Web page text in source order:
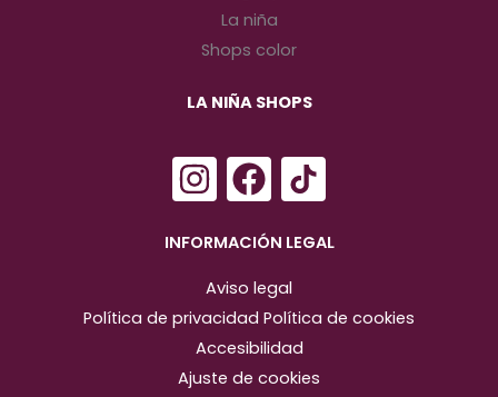
LA NIÑA SHOPS
I
n
s
a
g
r
F
a
c
e
b
o
o
INFORMACIÓN LEGAL
Aviso legal
Política de privacidad Política de cookies
Accesibilidad
Ajuste de cookies